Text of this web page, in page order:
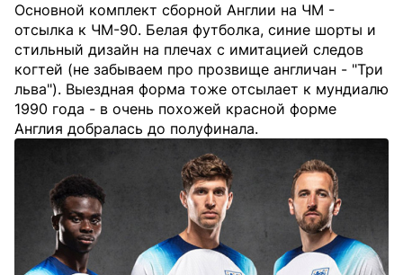
Основной комплект сборной Англии на ЧМ -
отсылка к ЧМ-90. Белая футболка, синие шорты и
стильный дизайн на плечах с имитацией следов
когтей (не забываем про прозвище англичан - "Три
льва"). Выездная форма тоже отсылает к мундиалю
1990 года - в очень похожей красной форме
Англия добралась до полуфинала.